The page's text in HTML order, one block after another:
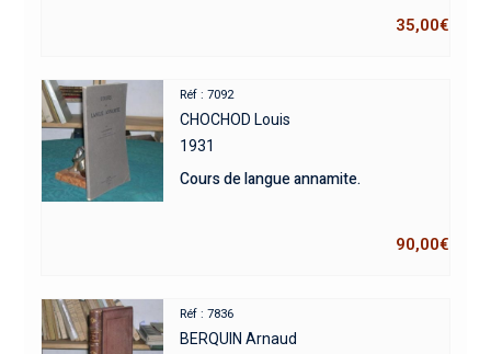
35,00€
Réf : 7092
CHOCHOD Louis
1931
Cours de langue annamite.
90,00€
Réf : 7836
BERQUIN Arnaud